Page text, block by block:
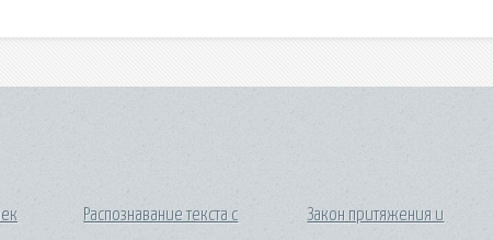
Распознавание текста с
Закон притяжения и